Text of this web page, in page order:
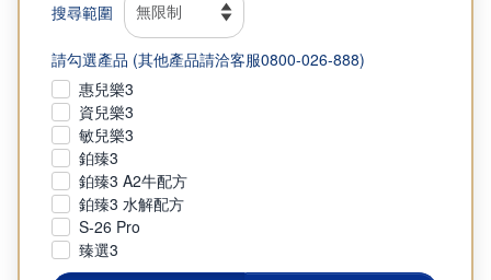
搜尋範圍
請勾選產品 (其他產品請洽客服0800-026-888)
惠兒樂3
資兒樂3
敏兒樂3
鉑臻3
鉑臻3 A2牛配方
鉑臻3 水解配方
S-26 Pro
臻選3